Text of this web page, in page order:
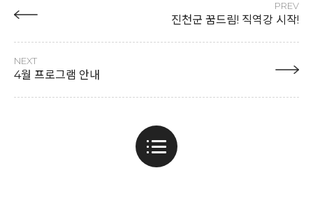
PREV
진천군 꿈드림! 직역강 시작!
NEXT
4월 프로그램 안내